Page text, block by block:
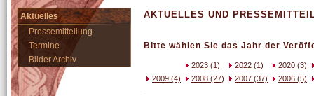
Aktuelles
Pressemitteilung
Termine
Bilder Archiv
AKTUELLES UND
Bitte wählen Sie das Jahr der
2023 (1) 2022 (1)
2020 (3)
2009 (4)
2008 (27) 2007 (37) 2006 (5)